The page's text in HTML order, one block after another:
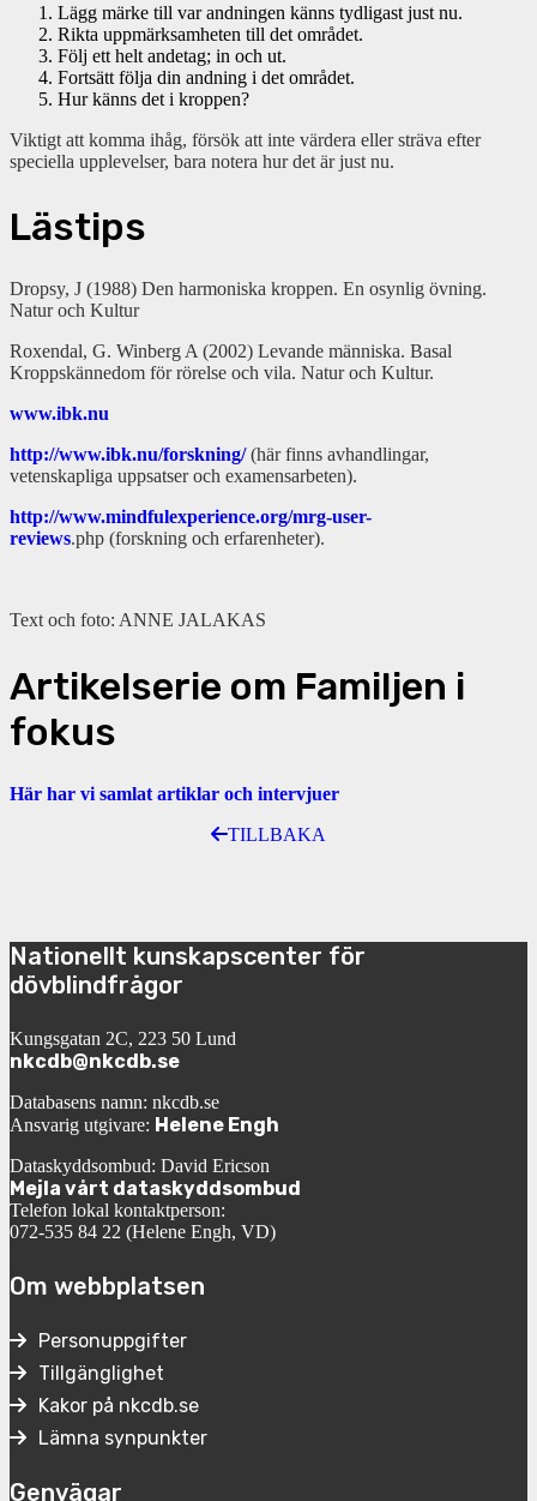
Lägg märke till var andningen känns tydligast just nu.
Rikta uppmärksamheten till det området.
Följ ett helt andetag; in och ut.
Fortsätt följa din andning i det området.
Hur känns det i kroppen?
Viktigt att komma ihåg, försök att inte värdera eller sträva efter
speciella upplevelser, bara notera hur det är just nu.
Lästips
Dropsy, J (1988) Den harmoniska kroppen. En osynlig övning.
Natur och Kultur
Roxendal, G. Winberg A (2002) Levande människa. Basal
Kroppskännedom för rörelse och vila. Natur och Kultur.
www.ibk.nu
http://www.ibk.nu/forskning/(här finns avhandlingar,
vetenskapliga uppsatser och examensarbeten).
http://www.mindfulexperience.org/mrg-user-
reviews.php (forskning och erfarenheter).
Text och foto: ANNE JALAKAS
Artikelserie om Familjen i
fokus
Här har vi samlat artiklar och intervjuer
TILLBAKA
Nationellt kunskapscenter för
dövblindfrågor
Kungsgatan 2C, 223 50 Lund
nkcdb@nkcdb.se
Databasens namn: nkcdb.se
Ansvarig utgivare: Helene Engh
Dataskyddsombud: David Ericson
Mejla vårt dataskyddsombud
Telefon lokal kontaktperson:
072-535 84 22 (Helene Engh, VD)
Om webbplatsen
Personuppgifter
Tillgänglighet
Kakor på nkcdb.se
Lämna synpunkter
Genvägar